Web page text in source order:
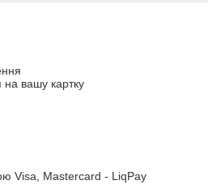
на вашу картку
Visa, Mastercard - LiqPay